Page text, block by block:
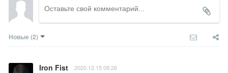
Новые (2)
Iron Fist 2020.12.15 08:26